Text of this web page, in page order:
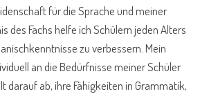
für die Sprache und meiner
des Fachs helfe ich Schülern jeden Alters
zu verbessern. Mein
an die Bedürfnisse meiner Schüler
darauf ab, ihre Fähigkeiten in Grammatik,